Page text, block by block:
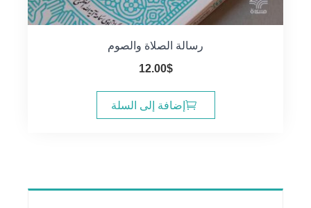
رسالة الصلاة والصوم
12.00$
إضافة إلى السلة